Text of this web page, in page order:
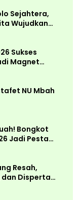
Sejahtera,
Wujudkan
Potensi
Sukses
Magnet
NU Mbah
Bongkot
Jadi Pesta
Peterongan
Resah,
dan Disperta